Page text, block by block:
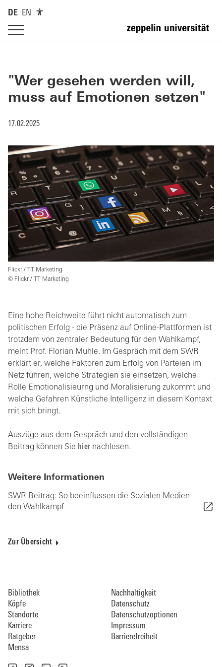
DE EN
"Wer gesehen werden will,
muss auf Emotionen setzen"
17.02.2025
Flickr / TT Marketing
© Flickr / TT Marketing
Eine hohe Reichweite führt nicht automatisch zum
politischen Erfolg - die Präsenz auf Online-Plattformen ist
trotzdem von zentraler Bedeutung für den Wahlkampf,
meint Prof. Florian Muhle. Im Gespräch mit dem SWR
erklärt er, welche Faktoren zum Erfolg von Parteien im
Netz führen, welche Strategien sie einsetzen, welche
Rolle Emotionalisieurng und Moralisierung zukommt und
welche Gefahren Künstliche Intelligenz in diesem Kontext
mit sich bringt.
Auszüge aus dem Gespräch und den vollständigen
Beitrag können Sie hier nachlesen.
Weitere Informationen
SWR Beitrag: So beeinflussen die Sozialen Medien
den Wahlkampf
Zur Übersicht
Bibliothek
Köpfe
Standorte
Karriere
Ratgeber
Mensa
Nachhaltigkeit
Datenschutz
Datenschutzoptionen
Impressum
Barrierefreiheit